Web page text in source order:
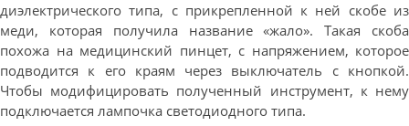
диэлектрического типа, с прикрепленной к ней скобе из
меди, которая получила название «жало». Такая скоба
похожа на медицинский пинцет, с напряжением, которое
подводится к его краям через выключатель с кнопкой.
Чтобы модифицировать полученный инструмент, к нему
подключается лампочка светодиодного типа.